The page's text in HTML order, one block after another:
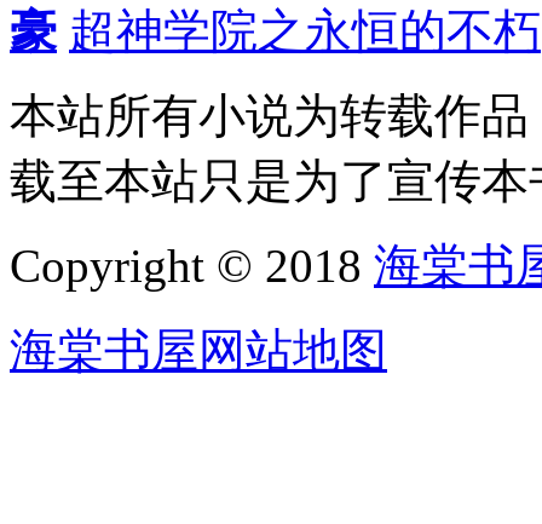
豪 超神学院之永恒的不朽
本站所有小说为转载作
载至本站只是为了宣传
Copyright © 2018 海棠书
海棠书屋网站地图